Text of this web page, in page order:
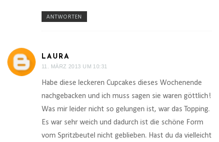
ANTWORTEN
LAURA
11. MÄRZ 2013 UM 10:31
Habe diese leckeren Cupcakes dieses Wochenende
nachgebacken und ich muss sagen sie waren göttlich!
Was mir leider nicht so gelungen ist, war das Topping.
Es war sehr weich und dadurch ist die schöne Form
vom Spritzbeutel nicht geblieben. Hast du da vielleicht